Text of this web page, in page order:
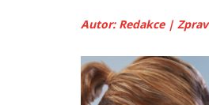
Autor: Redakce |